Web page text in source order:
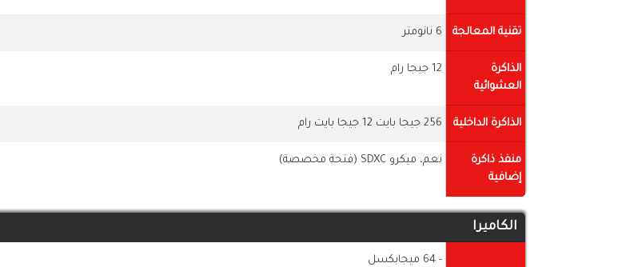
تقنية المعالجة 6 نانومتر
الذاكرة
العشوائية
12 جيجا رام
الذاكرة الداخلية 256 جيجا بايت 12 جيجا بايت رام
منفذ ذاكرة
إضافية
نعم، ميكرو SDXC (فتحة مخصصة)
الكاميرا
- 64 ميجابكسل